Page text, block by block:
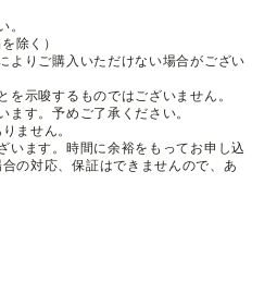
。
除く）
よりご購入いただけない場合がござい
示唆するものではございません。
す。予めご了承ください。
ません。
います。時間に余裕をもってお申し込
の対応、保証はできませんので、あ